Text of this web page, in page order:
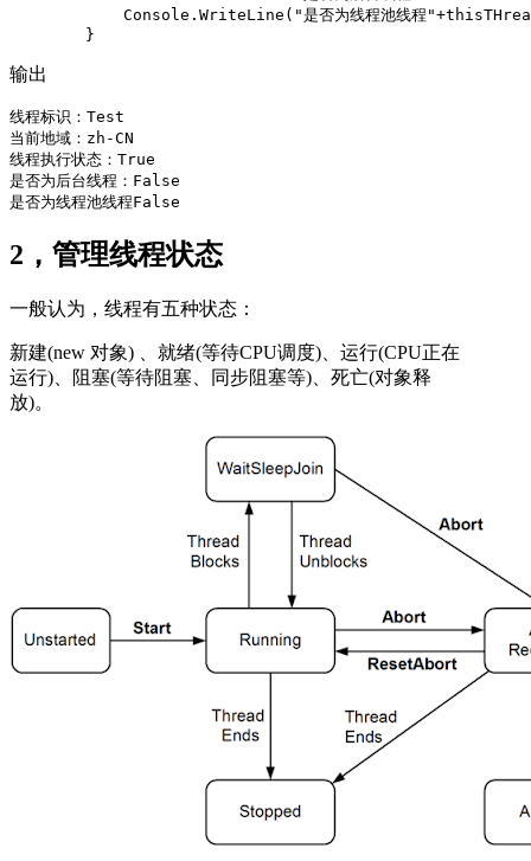
Console.WriteLine("是否为线程池线程
        }
输出
线程标识：Test
当前地域：zh-CN
线程执行状态：True
是否为后台线程：False
2，管理线程状态
一般认为，线程有五种状态：
新建(new 对象) 、就绪(等待CPU调度)、运行(CPU正在
运行)、阻塞(等待阻塞、同步阻塞等)、死亡(对象释
放)。